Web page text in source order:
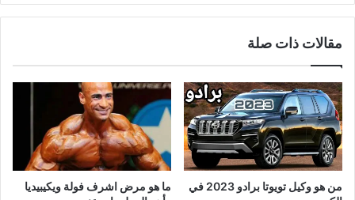
مقالات ذات صلة
من هو وكيل تويوتا برادو 2023 في
ما هو مرض اشرف فولة ويكيبيديا